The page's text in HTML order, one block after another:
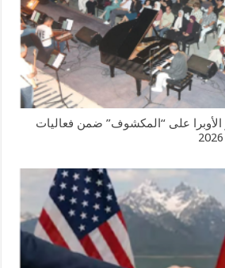
على “المكشوف” ضمن فعاليات